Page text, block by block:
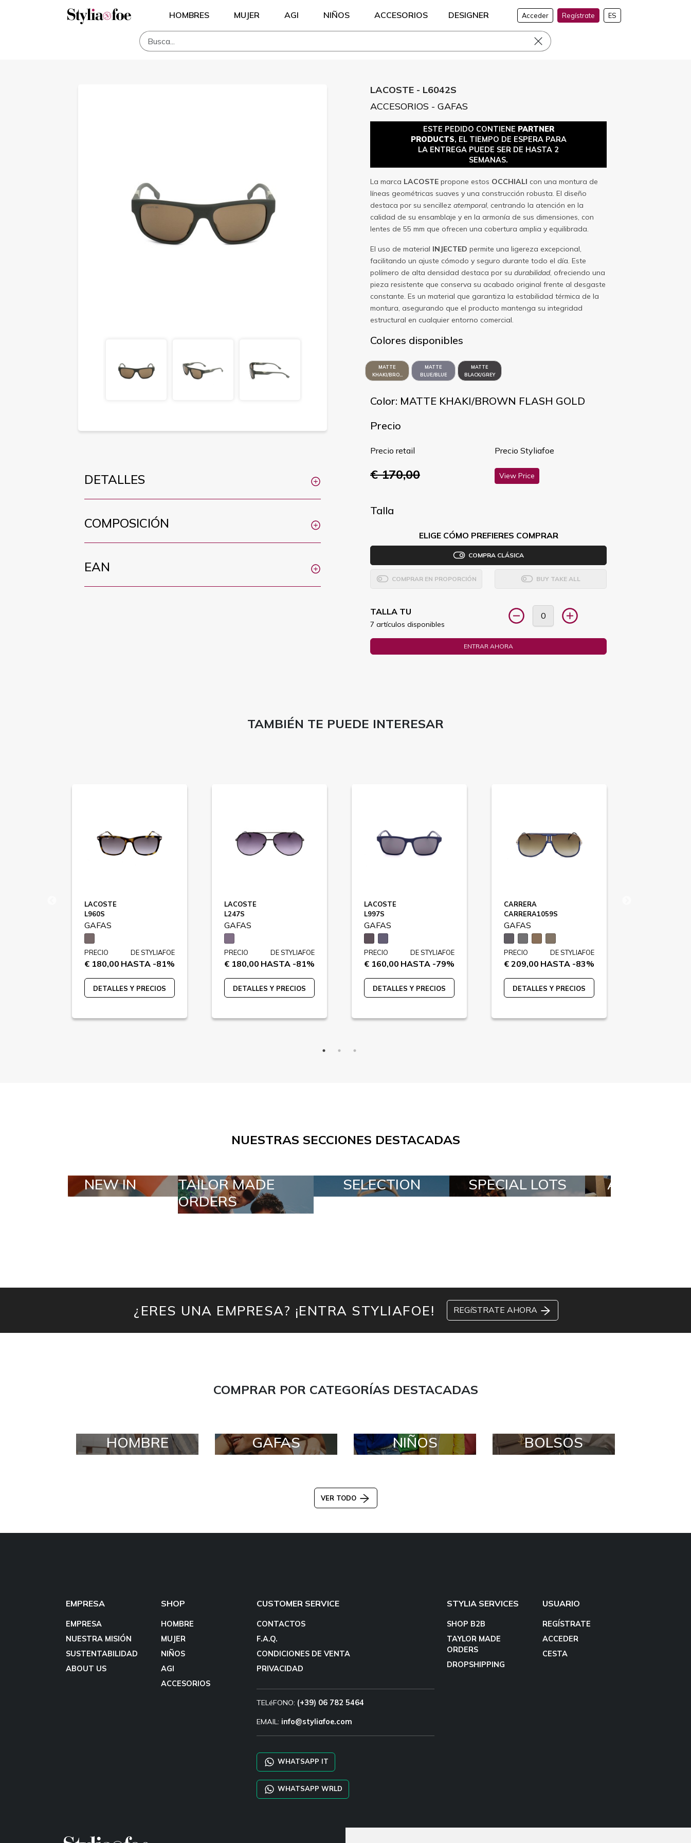
HOMBRES MUJER AGI NIÑOS ACCESORIOS DESIGNER Acceder Regístrate ES
DETALLES
COMPOSICIÓN
EAN
LACOSTE - L6042S
ACCESORIOS - GAFAS
ESTE PEDIDO CONTIENE PARTNER
PRODUCTS, EL TIEMPO DE ESPERA PARA
LA ENTREGA PUEDE SER DE HASTA 2
SEMANAS.
La marca LACOSTE propone estos OCCHIALI con una montura de
líneas geométricas suaves y una construcción robusta. El diseño
destaca por su sencillez atemporal, centrando la atención en la
calidad de su ensamblaje y en la armonía de sus dimensiones, con
lentes de 55 mm que ofrecen una cobertura amplia y equilibrada.
El uso de material INJECTED permite una ligereza excepcional,
facilitando un ajuste cómodo y seguro durante todo el día. Este
polímero de alta densidad destaca por su durabilidad, ofreciendo una
pieza resistente que conserva su acabado original frente al desgaste
constante. Es un material que garantiza la estabilidad térmica de la
montura, asegurando que el producto mantenga su integridad
estructural en cualquier entorno comercial.
Colores disponibles
MATTE
KHAKI/BROWN
FLASH GOLD
MATTE
BLUE/BLUE
FLASH
MATTE
BLACK/GREY
Color: MATTE KHAKI/BROWN FLASH GOLD
Precio
Precio retail
€ 170,00
Precio Styliafoe
View Price
Talla
ELIGE CÓMO PREFIERES COMPRAR
COMPRA CLÁSICA
COMPRAR EN PROPORCIÓN BUY TAKE ALL
TALLA TU
7 artículos disponibles
ENTRAR AHORA
TAMBIÉN TE PUEDE INTERESAR
LACOSTE
L960S
GAFAS
PRECIO
€ 180,00
DE STYLIAFOE
HASTA -81%
DETALLES Y PRECIOS
LACOSTE
L247S
GAFAS
PRECIO
€ 180,00
DE STYLIAFOE
HASTA -81%
DETALLES Y PRECIOS
LACOSTE
L997S
GAFAS
PRECIO
€ 160,00
DE STYLIAFOE
HASTA -79%
DETALLES Y PRECIOS
CARRERA
CARRERA1059S
GAFAS
PRECIO
€ 209,00
DE STYLIAFOE
HASTA -83%
DETALLES Y PRECIOS
NUESTRAS SECCIONES DESTACADAS
TAILOR MADE
ORDERS
SELECTION SPECIAL LOTS ALL IN A BOX STYLIA OUTFIT
¿ERES UNA EMPRESA? ¡ENTRA STYLIAFOE! REGíSTRATE AHORA
COMPRAR POR CATEGORÍAS DESTACADAS
HOMBRE GAFAS NIÑOS BOLSOS
VER TODO
EMPRESA
EMPRESA
NUESTRA MISIÓN
SUSTENTABILIDAD
ABOUT US
SHOP
HOMBRE
MUJER
NIÑOS
AGI
ACCESORIOS
CUSTOMER SERVICE
CONTACTOS
F.A.Q.
CONDICIONES DE VENTA
PRIVACIDAD
TELéFONO: (+39) 06 782 5464
EMAIL: info@styliafoe.com
WHATSAPP IT
WHATSAPP WRLD
STYLIA SERVICES
SHOP B2B
TAYLOR MADE
ORDERS
DROPSHIPPING
USUARIO
REGÍSTRATE
ACCEDER
CESTA